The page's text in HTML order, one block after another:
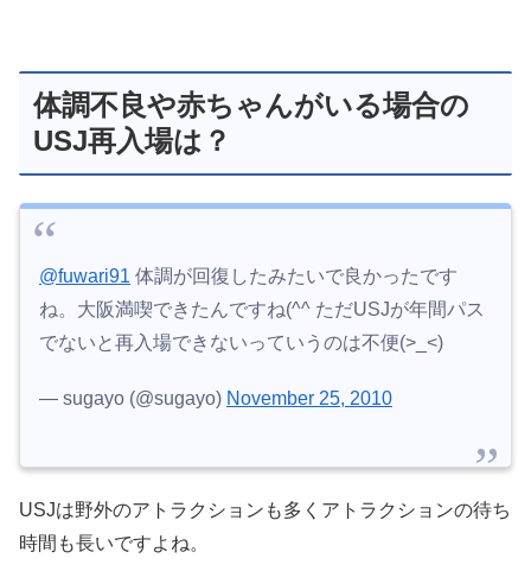
体調不良や赤ちゃんがいる場合の
USJ再入場は？
@fuwari91 体調が回復したみたいで良かったです
ね。大阪満喫できたんですね(^^ ただUSJが年間パス
でないと再入場できないっていうのは不便(>_<)
— sugayo (@sugayo) November 25, 2010
USJは野外のアトラクションも多くアトラクションの待ち
時間も長いですよね。